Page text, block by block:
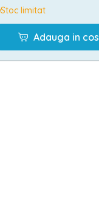
Stoc limitat
Adauga in cos